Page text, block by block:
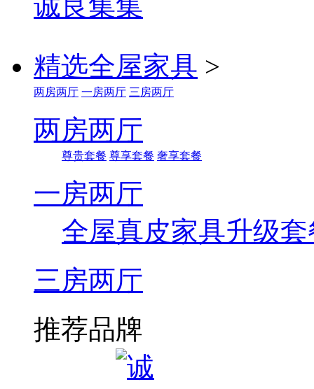
精选全屋家具 >
两房两厅 一房两厅 三房两厅
两房两厅
尊贵套餐 尊享套餐 奢享套餐
一房两厅
全屋真皮家具升级套
三房两厅
推荐品牌